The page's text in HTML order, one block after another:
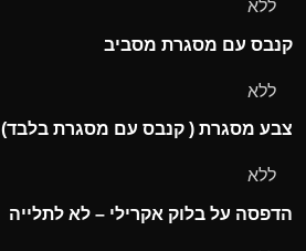
קנבס עם מסגרת מסביב
צבע מסגרת ( קנבס עם מסגרת בלבד)
הדפסה על בלוק אקרילי – לא לתלייה